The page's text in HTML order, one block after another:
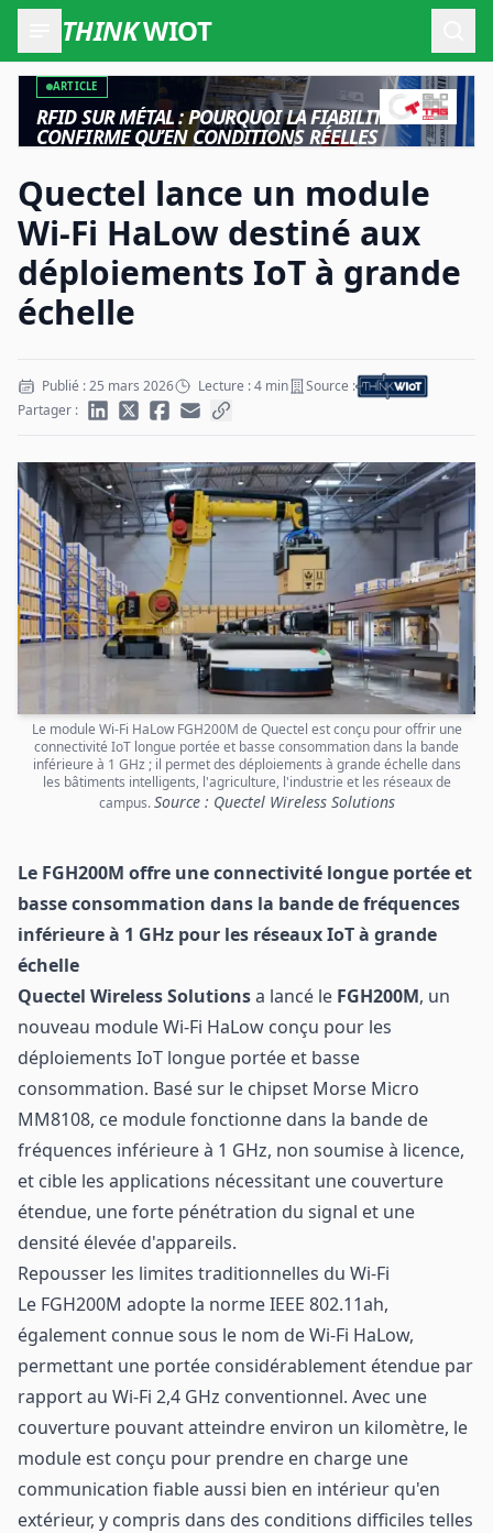
THINKWIOT
ARTICLE
RFID SUR MÉTAL : POURQUOI LA FIABILITÉ NE SE
CONFIRME QU’EN CONDITIONS RÉELLES
Quectel lance un module
Wi-Fi HaLow destiné aux
déploiements IoT à grande
échelle
Publié : 25 mars 2026 Lecture : 4 min
Source :
Partager :
Le module Wi-Fi HaLow FGH200M de Quectel est conçu pour offrir une
connectivité IoT longue portée et basse consommation dans la bande
inférieure à 1 GHz ; il permet des déploiements à grande échelle dans
les bâtiments intelligents, l'agriculture, l'industrie et les réseaux de
campus.Source : Quectel Wireless Solutions
Le FGH200M offre une connectivité longue portée et
basse consommation dans la bande de fréquences
inférieure à 1 GHz pour les réseaux IoT à grande
échelle
Quectel Wireless Solutionsa lancé le FGH200M, un
nouveau moduleWi-Fi HaLow conçu pour les
déploiements IoT longue portée et basse
consommation. Basé sur le chipset Morse Micro
MM8108, ce module fonctionne dans la bande de
fréquences inférieure à 1 GHz, non soumise à licence,
et cible les applications nécessitant une couverture
étendue, une forte pénétration du signal et une
densité élevée d'appareils.
Repousser les limites traditionnelles du Wi-Fi
Le FGH200M adopte la norme IEEE 802.11ah,
également connue sous le nom de Wi-Fi HaLow,
permettant une portée considérablement étendue par
rapport au Wi-Fi 2,4 GHz conventionnel. Avec une
couverture pouvant atteindre environ un kilomètre, le
module est conçu pour prendre en charge une
communication fiable aussi bien en intérieur qu'en
extérieur, y compris dans des conditions difficiles telles